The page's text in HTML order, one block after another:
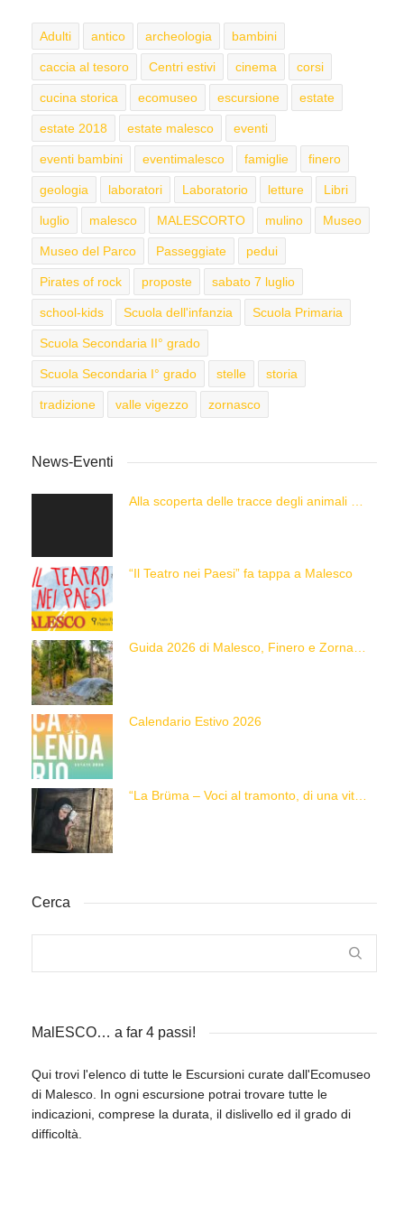
Adulti antico archeologia bambini
caccia al tesoro Centri estivi cinema corsi
cucina storica ecomuseo escursione estate
estate 2018 estate malesco eventi
eventi bambini eventimalesco famiglie finero
geologia laboratori Laboratorio letture Libri
luglio malesco MALESCORTO mulino Museo
Museo del Parco Passeggiate pedui
Pirates of rock proposte sabato 7 luglio
school-kids Scuola dell'infanzia Scuola Primaria
Scuola Secondaria II° grado
Scuola Secondaria I° grado stelle storia
tradizione valle vigezzo zornasco
News-Eventi
Alla scoperta delle tracce degli animali delle Alpi con “Caccia alla Traccia!”
“Il Teatro nei Paesi” fa tappa a Malesco
Guida 2026 di Malesco, Finero e Zornasco
Calendario Estivo 2026
Cerca
MalESCO… a far 4 passi!
Qui trovi l'elenco di tutte le Escursioni curate dall'Ecomuseo
di Malesco. In ogni escursione potrai trovare tutte le
indicazioni, comprese la durata, il dislivello ed il grado di
difficoltà.